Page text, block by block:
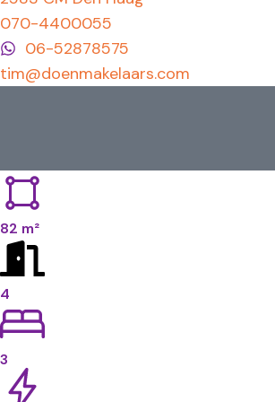
070-4400055
06-52878575
tim@doenmakelaars.com
82 m²
4
3